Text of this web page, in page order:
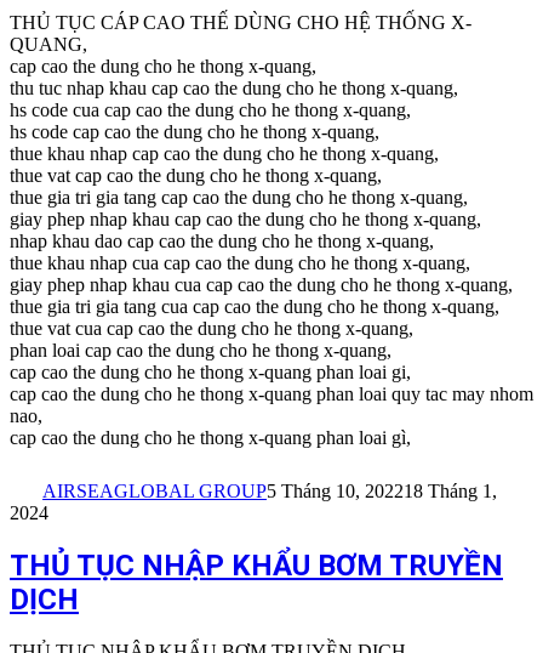
THỦ TỤC CÁP CAO THẾ DÙNG CHO HỆ THỐNG X-
QUANG,
cap cao the dung cho he thong x-quang,
thu tuc nhap khau cap cao the dung cho he thong x-quang,
hs code cua cap cao the dung cho he thong x-quang,
hs code cap cao the dung cho he thong x-quang,
thue khau nhap cap cao the dung cho he thong x-quang,
thue vat cap cao the dung cho he thong x-quang,
thue gia tri gia tang cap cao the dung cho he thong x-quang,
giay phep nhap khau cap cao the dung cho he thong x-quang,
nhap khau dao cap cao the dung cho he thong x-quang,
thue khau nhap cua cap cao the dung cho he thong x-quang,
giay phep nhap khau cua cap cao the dung cho he thong x-quang,
thue gia tri gia tang cua cap cao the dung cho he thong x-quang,
thue vat cua cap cao the dung cho he thong x-quang,
phan loai cap cao the dung cho he thong x-quang,
cap cao the dung cho he thong x-quang phan loai gi,
cap cao the dung cho he thong x-quang phan loai quy tac may nhom
nao,
cap cao the dung cho he thong x-quang phan loai gì,
AIRSEAGLOBAL GROUP5 Tháng 10, 202218 Tháng 1,
2024
THỦ TỤC NHẬP KHẨU BƠM TRUYỀN
DỊCH